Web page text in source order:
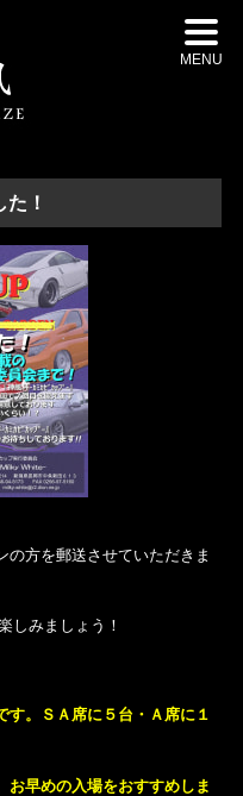
MENU
！
の方を郵送させていただきま
しみましょう！
。ＳＡ席に５台・Ａ席に１
お早めの入場をおすすめしま